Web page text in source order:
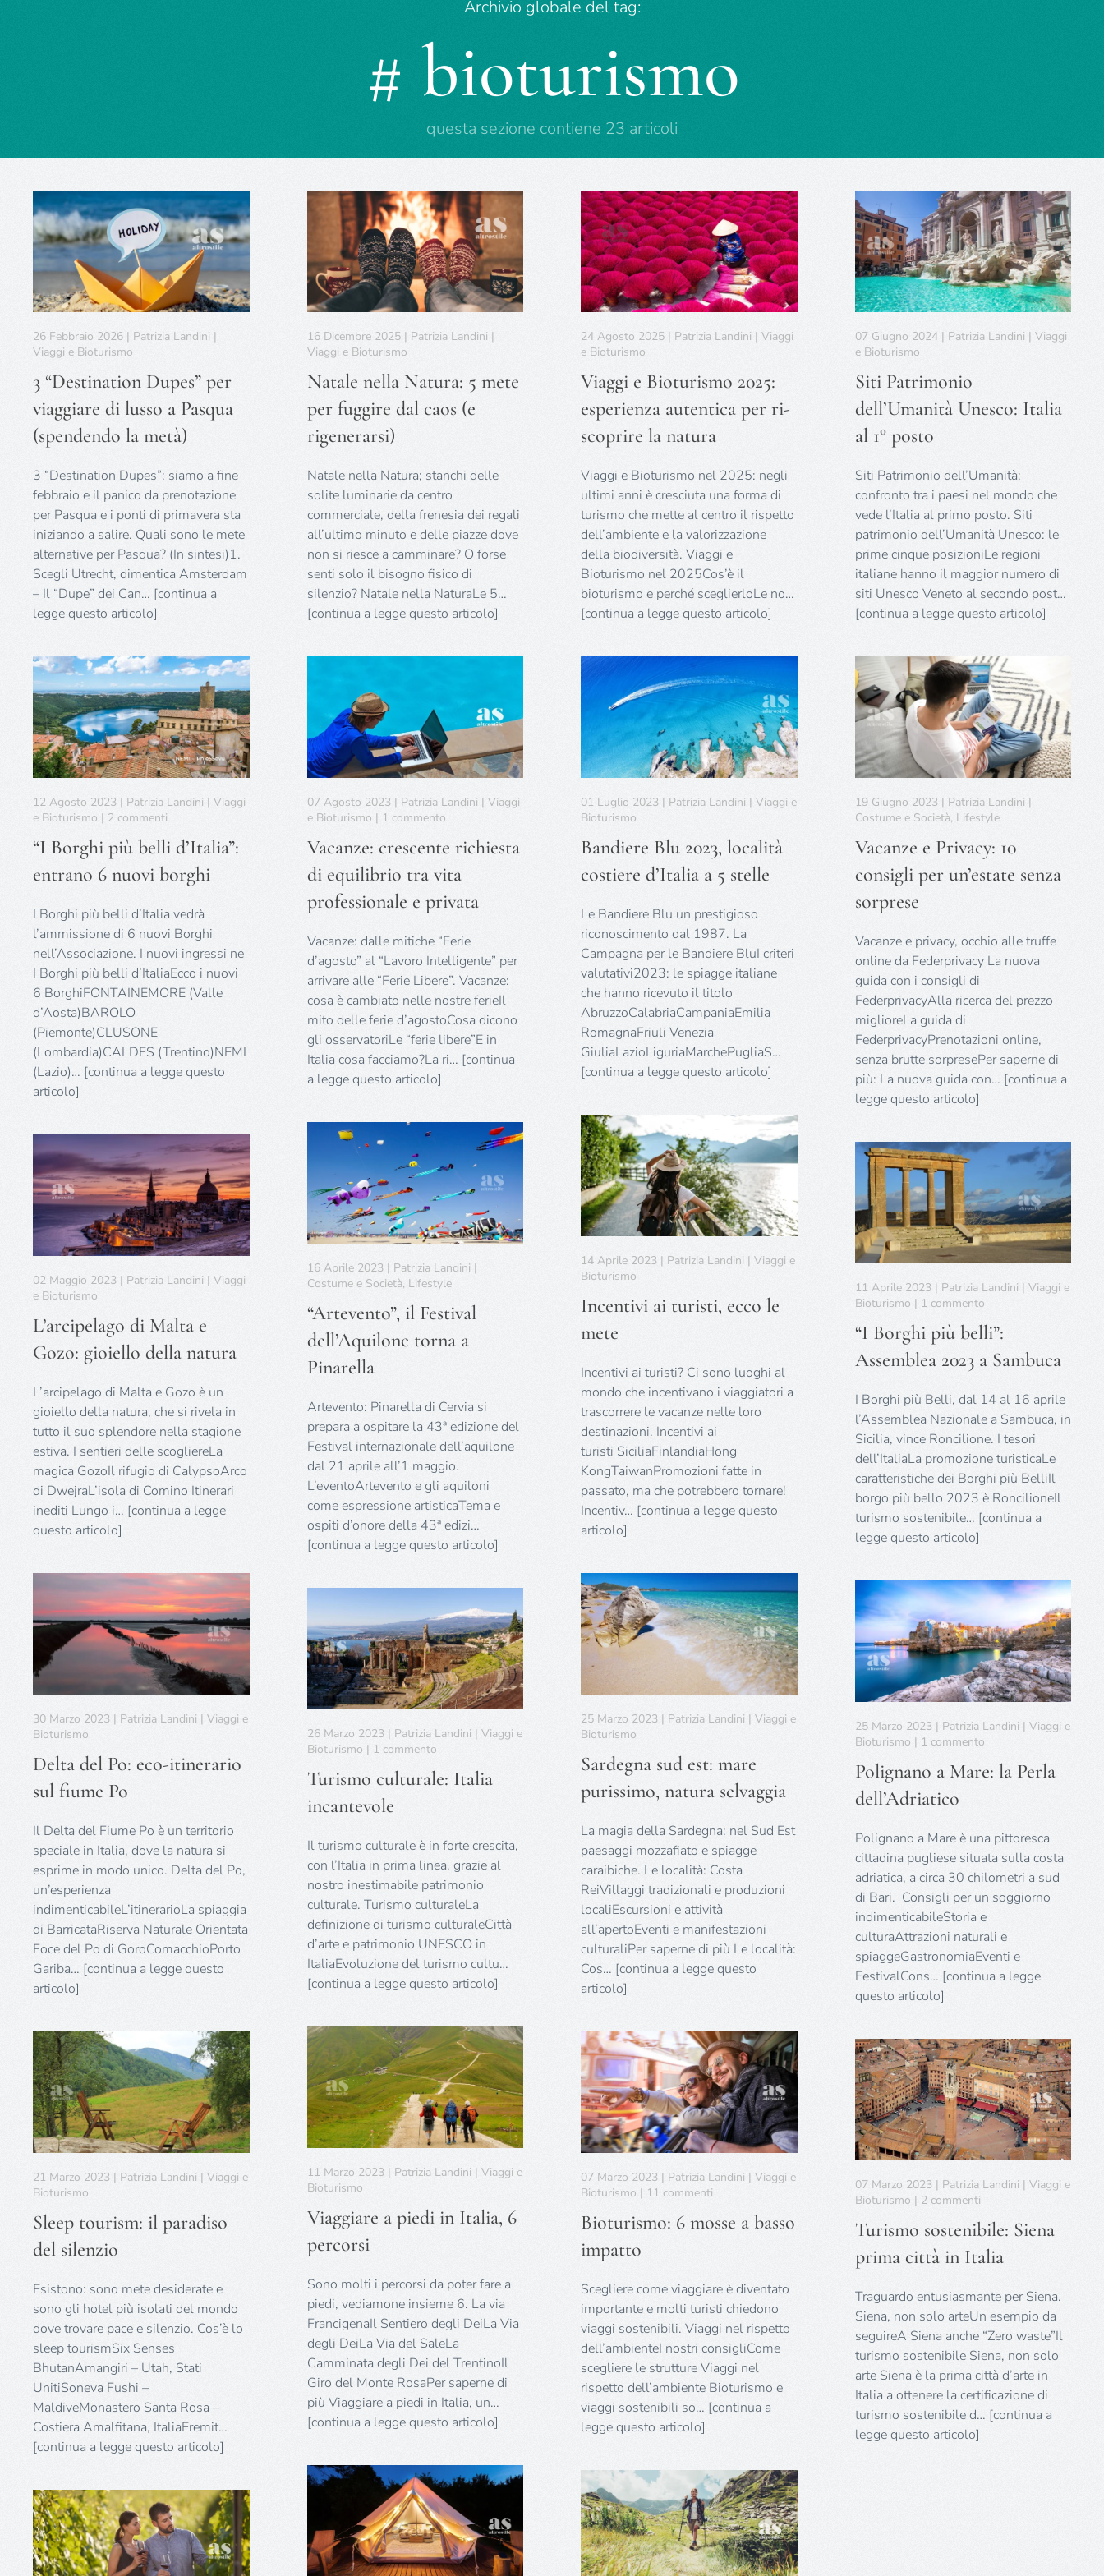
Archivio globale del tag:
# bioturismo
questa sezione contiene 23 articoli
26 Febbraio 2026 | Patrizia Landini |
Viaggi e Bioturismo
3 “Destination Dupes” per
viaggiare di lusso a Pasqua
(spendendo la metà)
3 “Destination Dupes”: siamo a fine
febbraio e il panico da prenotazione
per Pasqua e i ponti di primavera sta
iniziando a salire. Quali sono le mete
alternative per Pasqua? (In sintesi)1.
Scegli Utrecht, dimentica Amsterdam
– Il “Dupe” dei Can… [continua a
legge questo articolo]
16 Dicembre 2025 | Patrizia Landini |
Viaggi e Bioturismo
Natale nella Natura: 5 mete
per fuggire dal caos (e
rigenerarsi)
Natale nella Natura; stanchi delle
solite luminarie da centro
commerciale, della frenesia dei regali
all’ultimo minuto e delle piazze dove
non si riesce a camminare? O forse
senti solo il bisogno fisico di
silenzio? Natale nella NaturaLe 5…
[continua a legge questo articolo]
24 Agosto 2025 | Patrizia Landini | Viaggi
e Bioturismo
Viaggi e Bioturismo 2025:
esperienza autentica per ri-
scoprire la natura
Viaggi e Bioturismo nel 2025: negli
ultimi anni è cresciuta una forma di
turismo che mette al centro il rispetto
dell’ambiente e la valorizzazione
della biodiversità. Viaggi e
Bioturismo nel 2025Cos’è il
bioturismo e perché sceglierloLe no…
[continua a legge questo articolo]
07 Giugno 2024 | Patrizia Landini | Viaggi
e Bioturismo
Siti Patrimonio
dell’Umanità Unesco: Italia
al 1° posto
Siti Patrimonio dell’Umanità:
confronto tra i paesi nel mondo che
vede l’Italia al primo posto. Siti
patrimonio dell’Umanità Unesco: le
prime cinque posizioniLe regioni
italiane hanno il maggior numero di
siti Unesco Veneto al secondo post…
[continua a legge questo articolo]
12 Agosto 2023 | Patrizia Landini | Viaggi
e Bioturismo | 2 commenti
Borghi
belli
entrano
6
nuovi
borghi
“I Borghi più belli d’Italia”:
entrano 6 nuovi borghi
I Borghi più belli d’Italia vedrà
l’ammissione di 6 nuovi Borghi
nell’Associazione. I nuovi ingressi ne
I Borghi più belli d’ItaliaEcco i nuovi
6 BorghiFONTAINEMORE (Valle
d’Aosta)BAROLO
(Piemonte)CLUSONE
(Lombardia)CALDES (Trentino)NEMI
(Lazio)… [continua a legge questo
articolo]
07 Agosto 2023 | Patrizia Landini | Viaggi
e Bioturismo | 1 commentosu
crescente
di
equilibrio
tra
professionale
e
privata
Vacanze: crescente richiesta
di equilibrio tra vita
professionale e privata
Vacanze: dalle mitiche “Ferie
d’agosto” al “Lavoro Intelligente” per
arrivare alle “Ferie Libere”. Vacanze:
cosa è cambiato nelle nostre ferieIl
mito delle ferie d’agostoCosa dicono
gli osservatoriLe “ferie libere”E in
Italia cosa facciamo?La ri… [continua
a legge questo articolo]
01 Luglio 2023 | Patrizia Landini | Viaggi e
Bioturismo
Bandiere Blu 2023, località
costiere d’Italia a 5 stelle
Le Bandiere Blu un prestigioso
riconoscimento dal 1987. La
Campagna per le Bandiere BluI criteri
valutativi2023: le spiagge italiane
che hanno ricevuto il titolo
AbruzzoCalabriaCampaniaEmilia
RomagnaFriuli Venezia
GiuliaLazioLiguriaMarchePugliaS…
[continua a legge questo articolo]
19 Giugno 2023 | Patrizia Landini |
Costume e Società, Lifestyle
Vacanze e Privacy: 10
consigli per un’estate senza
sorprese
Vacanze e privacy, occhio alle truffe
online da Federprivacy La nuova
guida con i consigli di
FederprivacyAlla ricerca del prezzo
miglioreLa guida di
FederprivacyPrenotazioni online,
senza brutte sorpresePer saperne di
più: La nuova guida con… [continua a
legge questo articolo]
02 Maggio 2023 | Patrizia Landini | Viaggi
e Bioturismo
L’arcipelago di Malta e
Gozo: gioiello della natura
L’arcipelago di Malta e Gozo è un
gioiello della natura, che si rivela in
tutto il suo splendore nella stagione
estiva. I sentieri delle scogliereLa
magica GozoIl rifugio di CalypsoArco
di DwejraL’isola di Comino Itinerari
inediti Lungo i… [continua a legge
questo articolo]
16 Aprile 2023 | Patrizia Landini |
Costume e Società, Lifestyle
“Artevento”, il Festival
dell’Aquilone torna a
Pinarella
Artevento: Pinarella di Cervia si
prepara a ospitare la 43ª edizione del
Festival internazionale dell’aquilone
dal 21 aprile all’1 maggio.
L’eventoArtevento e gli aquiloni
come espressione artisticaTema e
ospiti d’onore della 43ª edizi…
[continua a legge questo articolo]
14 Aprile 2023 | Patrizia Landini | Viaggi e
Bioturismo
Incentivi ai turisti, ecco le
mete
Incentivi ai turisti? Ci sono luoghi al
mondo che incentivano i viaggiatori a
trascorrere le vacanze nelle loro
destinazioni. Incentivi ai
turisti SiciliaFinlandiaHong
KongTaiwanPromozioni fatte in
passato, ma che potrebbero tornare!
Incentiv… [continua a legge questo
articolo]
11 Aprile 2023 | Patrizia Landini | Viaggi e
Bioturismo | 1 commentosu
Borghi
più
belli”:
2023
Sambuca
“I Borghi più belli”:
Assemblea 2023 a Sambuca
I Borghi più Belli, dal 14 al 16 aprile
l’Assemblea Nazionale a Sambuca, in
Sicilia, vince Roncilione. I tesori
dell’ItaliaLa promozione turisticaLe
caratteristiche dei Borghi più BelliIl
borgo più bello 2023 è RoncilioneIl
turismo sostenibile… [continua a
legge questo articolo]
30 Marzo 2023 | Patrizia Landini | Viaggi e
Bioturismo
Delta del Po: eco-itinerario
sul fiume Po
Il Delta del Fiume Po è un territorio
speciale in Italia, dove la natura si
esprime in modo unico. Delta del Po,
un’esperienza
indimenticabileL’itinerarioLa spiaggia
di BarricataRiserva Naturale Orientata
Foce del Po di GoroComacchioPorto
Gariba… [continua a legge questo
articolo]
26 Marzo 2023 | Patrizia Landini | Viaggi e
Bioturismo | 1 commentosu
culturale:
Turismo culturale: Italia
incantevole
Il turismo culturale è in forte crescita,
con l’Italia in prima linea, grazie al
nostro inestimabile patrimonio
culturale. Turismo culturaleLa
definizione di turismo culturaleCittà
d’arte e patrimonio UNESCO in
ItaliaEvoluzione del turismo cultu…
[continua a legge questo articolo]
25 Marzo 2023 | Patrizia Landini | Viaggi e
Bioturismo
Sardegna sud est: mare
purissimo, natura selvaggia
La magia della Sardegna: nel Sud Est
paesaggi mozzafiato e spiagge
caraibiche. Le località: Costa
ReiVillaggi tradizionali e produzioni
localiEscursioni e attività
all’apertoEventi e manifestazioni
culturaliPer saperne di più Le località:
Cos… [continua a legge questo
articolo]
25 Marzo 2023 | Patrizia Landini | Viaggi e
Bioturismo | 1 commentosu
a
dell’Adriatico
Polignano a Mare: la Perla
dell’Adriatico
Polignano a Mare è una pittoresca
cittadina pugliese situata sulla costa
adriatica, a circa 30 chilometri a sud
di Bari. Consigli per un soggiorno
indimenticabileStoria e
culturaAttrazioni naturali e
spiaggeGastronomiaEventi e
FestivalCons… [continua a legge
questo articolo]
21 Marzo 2023 | Patrizia Landini | Viaggi e
Bioturismo
Sleep tourism: il paradiso
del silenzio
Esistono: sono mete desiderate e
sono gli hotel più isolati del mondo
dove trovare pace e silenzio. Cos’è lo
sleep tourismSix Senses
BhutanAmangiri – Utah, Stati
UnitiSoneva Fushi –
MaldiveMonastero Santa Rosa –
Costiera Amalfitana, ItaliaEremit…
[continua a legge questo articolo]
11 Marzo 2023 | Patrizia Landini | Viaggi e
Bioturismo
Viaggiare a piedi in Italia, 6
percorsi
Sono molti i percorsi da poter fare a
piedi, vediamone insieme 6. La via
FrancigenaIl Sentiero degli DeiLa Via
degli DeiLa Via del SaleLa
Camminata degli Dei del TrentinoIl
Giro del Monte RosaPer saperne di
più Viaggiare a piedi in Italia, un…
[continua a legge questo articolo]
07 Marzo 2023 | Patrizia Landini | Viaggi e
Bioturismo | 11 commenti
6
impatto
Bioturismo: 6 mosse a basso
impatto
Scegliere come viaggiare è diventato
importante e molti turisti chiedono
viaggi sostenibili. Viaggi nel rispetto
dell’ambienteI nostri consigliCome
scegliere le strutture Viaggi nel
rispetto dell’ambiente Bioturismo e
viaggi sostenibili so… [continua a
legge questo articolo]
07 Marzo 2023 | Patrizia Landini | Viaggi e
Bioturismo | 2 commentisu
sostenibile:
Siena
prima
in
Turismo sostenibile: Siena
prima città in Italia
Traguardo entusiasmante per Siena.
Siena, non solo arteUn esempio da
seguireA Siena anche “Zero waste”Il
turismo sostenibile Siena, non solo
arte Siena è la prima città d’arte in
Italia a ottenere la certificazione di
turismo sostenibile d… [continua a
legge questo articolo]